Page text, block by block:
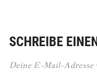
SCHREIBE
Deine E-Mail-